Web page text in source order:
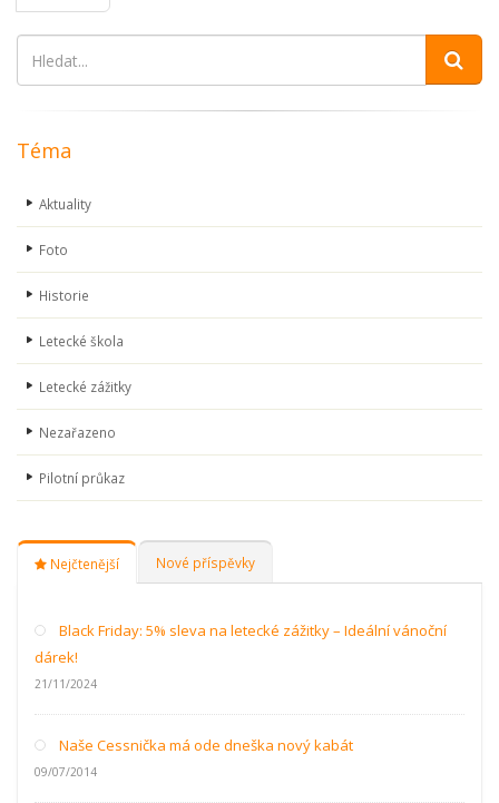
Téma
Aktuality
Foto
Historie
Letecké škola
Letecké zážitky
Nezařazeno
Pilotní průkaz
Nejčtenější Nové příspěvky
Black Friday: 5% sleva na letecké zážitky – Ideální vánoční
dárek!
21/11/2024
Naše Cessnička má ode dneška nový kabát
09/07/2014